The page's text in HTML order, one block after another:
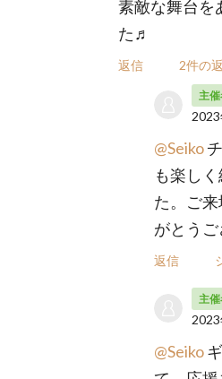
素敵な舞台を
た♬
返信 2件の
主
@Seiko
も楽し
た。ご
がとうご
返信
主
@Seiko